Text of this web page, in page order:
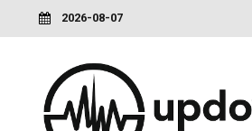
2026-08-07